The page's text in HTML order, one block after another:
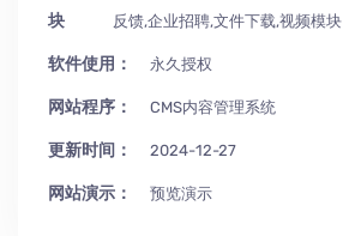
块 反馈,企业招聘,文件下载,视频模块
软件使用： 永久授权
网站程序： CMS内容管理系统
更新时间： 2024-12-27
网站演示： 预览演示